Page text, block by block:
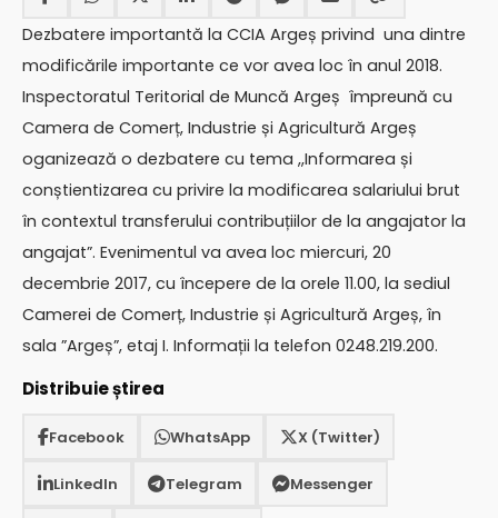
Dezbatere importantă la CCIA Argeș privind una dintre
modificările importante ce vor avea loc în anul 2018.
Inspectoratul Teritorial de Muncă Argeș împreună cu
Camera de Comerț, Industrie și Agricultură Argeș
oganizează o dezbatere cu tema ,,Informarea și
conștientizarea cu privire la modificarea salariului brut
în contextul transferului contribuțiilor de la angajator la
angajat”. Evenimentul va avea loc miercuri, 20
decembrie 2017, cu începere de la orele 11.00, la sediul
Camerei de Comerț, Industrie și Agricultură Argeș, în
sala ”Argeș”, etaj I. Informații la telefon 0248.219.200.
Distribuie știrea
Facebook WhatsApp X (Twitter)
LinkedIn Telegram Messenger